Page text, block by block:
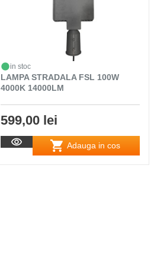
in stoc
LAMPA STRADALA FSL 100W
4000K 14000LM
599,00 lei
Adauga in cos